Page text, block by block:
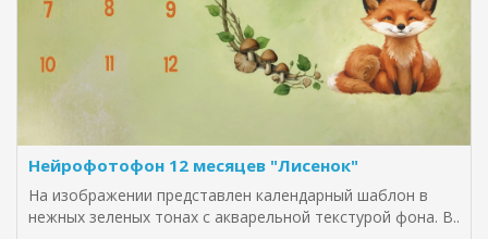
Нейрофотофон 12 месяцев "Лисенок"
На изображении представлен календарный шаблон в
нежных зеленых тонах с акварельной текстурой фона. В..